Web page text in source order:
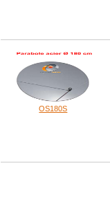
OS180S